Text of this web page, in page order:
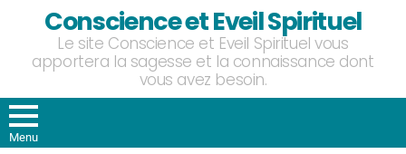
Conscience et Eveil Spirituel
Le site Conscience et Eveil Spirituel vous
apportera la sagesse et la connaissance dont
vous avez besoin.
Menu